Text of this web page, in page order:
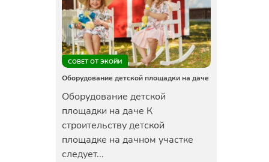
СОВЕТ ОТ ЭКОЙИ
Оборудование детской площадки на даче
Оборудование детской
площадки на даче К
строительству детской
площадке на дачном участке
следует...